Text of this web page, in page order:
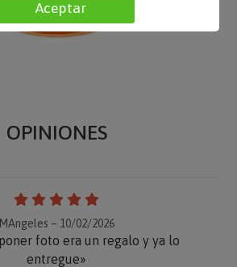
OPINIONES
MAngeles – 10/02/2026
foto era un regalo y ya lo
entregue»
Aceptar